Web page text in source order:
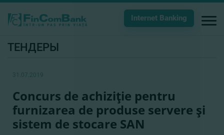
Internet Banking
ТЕНДЕРЫ
31.07.2019
Concurs de achiziţie pentru
furnizarea de produse servere şi
sistem de stocare SAN